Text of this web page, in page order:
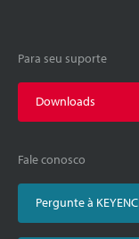
Para seu suporte
Downloads
Fale conosco
Pergunte à